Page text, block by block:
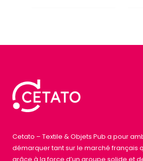
Cetato – Textile & Objets Pub a pour
démarquer tant sur le marché français